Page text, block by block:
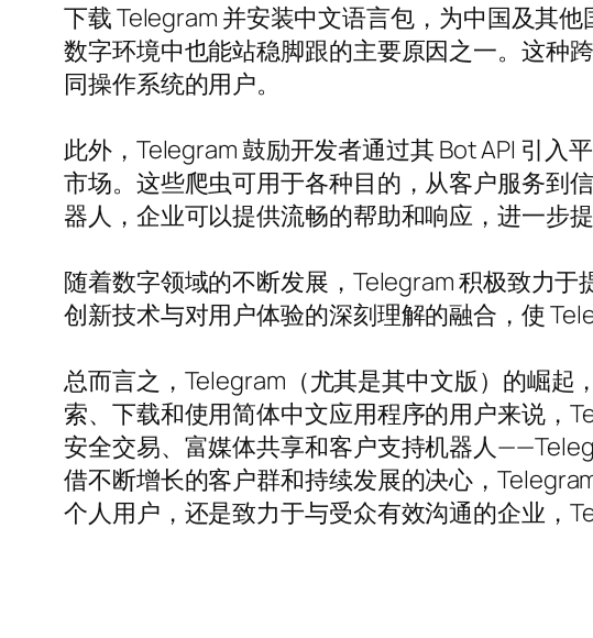
下载 Telegram 并安装中文语言包，为中国及其
数字环境中也能站稳脚跟的主要原因之一。这种
同操作系统的用户。
此外，Telegram 鼓励开发者通过其 Bot API 引
市场。这些爬虫可用于各种目的，从客户服务到
器人，企业可以提供流畅的帮助和响应，进一步
随着数字领域的不断发展，Telegram 积极致力
创新技术与对用户体验的深刻理解的融合，使
总而言之，Telegram（尤其是其中文版）的崛起
索、下载和使用简体中文应用程序的用户来说，
安全交易、富媒体共享和客户支持机器人
借不断增长的客户群和持续发展的决心，
个人用户，还是致力于与受众有效沟通的企业，